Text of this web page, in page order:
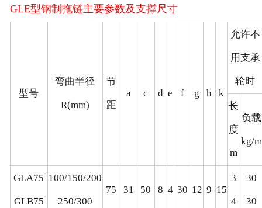
GLE型钢制拖链主要参数及支撑尺寸
型号
弯曲半径
R(mm)
节
距
a c d e f g h k
允许不
用支承
轮时
长
度
m
负载
kg/m
GLA75
GLB75
100/150/200
250/300
75 31 50 8 4 30 12 9 15
3
4
30
30